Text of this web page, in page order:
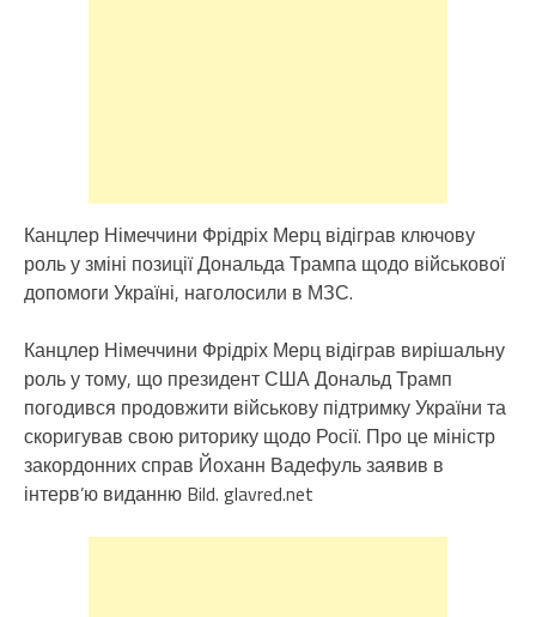
Канцлер Німеччини Фрідріх Мерц відіграв ключову
роль у зміні позиції Дональда Трампа щодо військової
допомоги Україні, наголосили в МЗС.
Канцлер Німеччини Фрідріх Мерц відіграв вирішальну
роль у тому, що президент США Дональд Трамп
погодився продовжити військову підтримку України та
скоригував свою риторику щодо Росії. Про це міністр
закордонних справ Йоханн Вадефуль заявив в
інтерв’ю виданню Bild. glavred.net